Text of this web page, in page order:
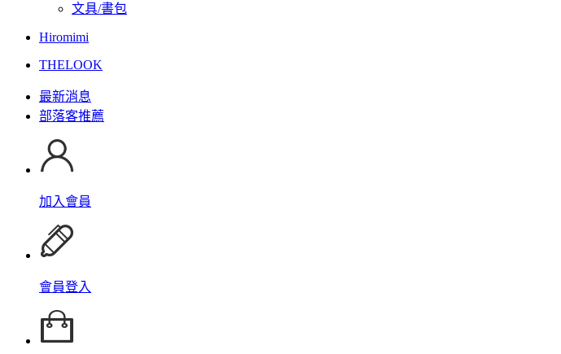
文具/書包
Hiromimi
THELOOK
最新消息
部落客推薦
加入會員
會員登入